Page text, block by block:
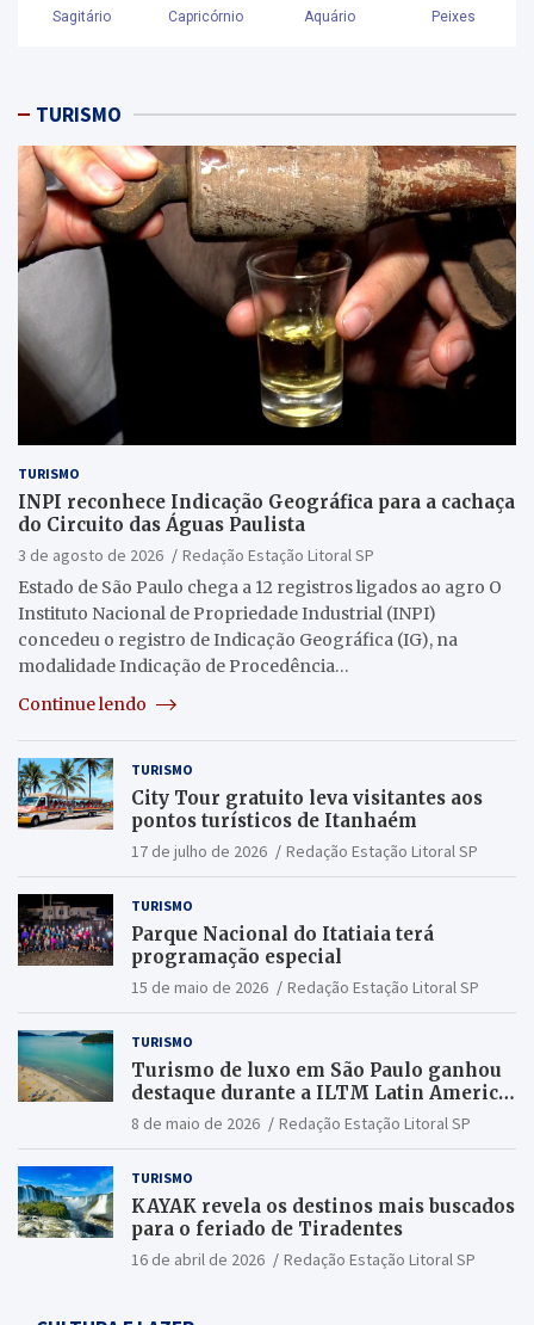
TURISMO
TURISMO
INPI reconhece Indicação Geográfica para a cachaça
do Circuito das Águas Paulista
3 de agosto de 2026
Redação Estação Litoral SP
Estado de São Paulo chega a 12 registros ligados ao agro O
Instituto Nacional de Propriedade Industrial (INPI)
concedeu o registro de Indicação Geográfica (IG), na
modalidade Indicação de Procedência…
Continue lendo
TURISMO
City Tour gratuito leva visitantes aos
pontos turísticos de Itanhaém
17 de julho de 2026 Redação Estação Litoral SP
TURISMO
Parque Nacional do Itatiaia terá
programação especial
15 de maio de 2026 Redação Estação Litoral SP
TURISMO
Turismo de luxo em São Paulo ganhou
destaque durante a ILTM Latin America
2026
8 de maio de 2026 Redação Estação Litoral SP
TURISMO
KAYAK revela os destinos mais buscados
para o feriado de Tiradentes
16 de abril de 2026 Redação Estação Litoral SP